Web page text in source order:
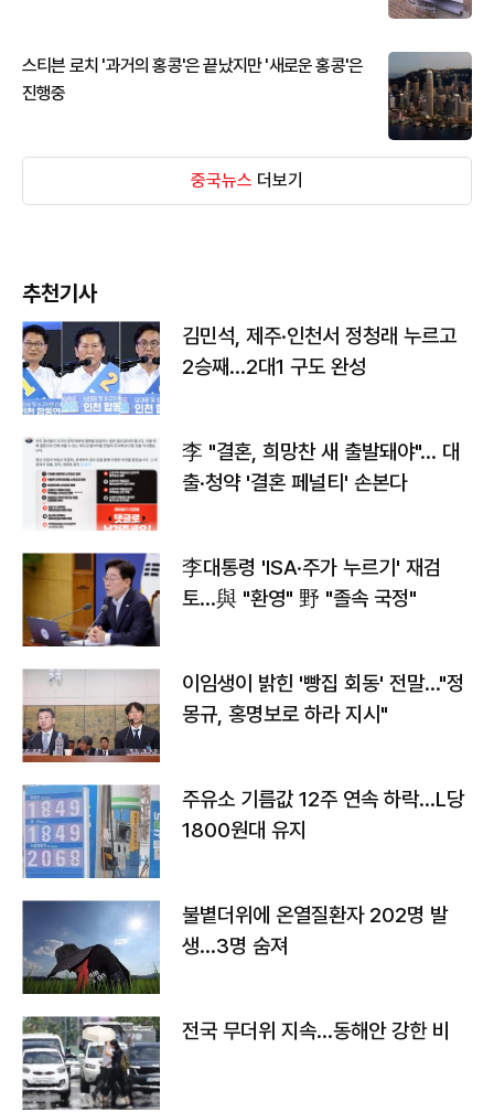
스티븐 로치 '과거의 홍콩'은 끝났지만 '새로운 홍콩'은
진행중
중국뉴스 더보기
추천기사
김민석, 제주·인천서 정청래 누르고
2승째…2대1 구도 완성
李 "결혼, 희망찬 새 출발돼야"… 대
출·청약 '결혼 페널티' 손본다
李대통령 'ISA·주가 누르기' 재검
토…與 "환영" 野 "졸속 국정"
이임생이 밝힌 '빵집 회동' 전말…"정
몽규, 홍명보로 하라 지시"
주유소 기름값 12주 연속 하락…L당
1800원대 유지
불볕더위에 온열질환자 202명 발
생…3명 숨져
전국 무더위 지속…동해안 강한 비